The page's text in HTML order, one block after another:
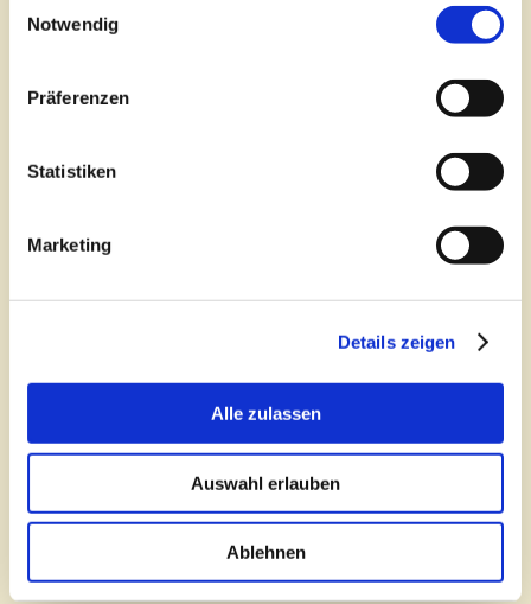
Notwendig
Präferenzen
Statistiken
Marketing
Details zeigen
Alle zulassen
Auswahl erlauben
Ablehnen
Produkt ansehen
McCain Golden Longs
Produkt ansehen
Folge uns!